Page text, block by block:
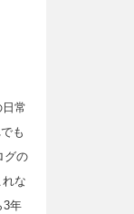
常
も
グの
な
3年